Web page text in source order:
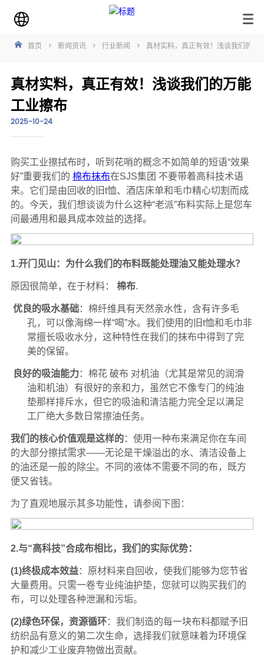
首页 > 新闻资讯 > 行业新闻 > 真材实料，真正有效！浅谈我们的万
真材实料，真正有效！浅谈我们的万能
工业擦布
2025-10-24